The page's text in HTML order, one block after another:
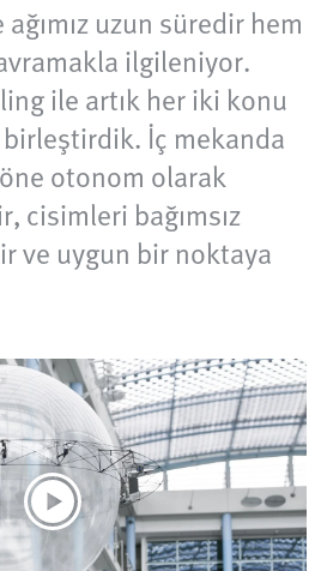
uzun süredir hem
ilgileniyor.
ile artık her iki konu
birleştirdik. İç mekanda
otonom olarak
cisimleri bağımsız
ve uygun bir noktaya